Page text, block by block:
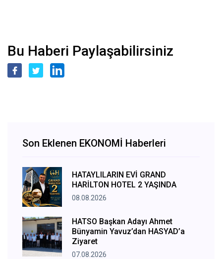
Bu Haberi Paylaşabilirsiniz
Son Eklenen EKONOMİ Haberleri
HATAYLILARIN EVİ GRAND
HARİLTON HOTEL 2 YAŞINDA
08.08.2026
HATSO Başkan Adayı Ahmet
Bünyamin Yavuz’dan HASYAD’a
Ziyaret
07.08.2026